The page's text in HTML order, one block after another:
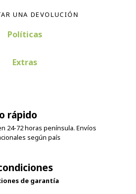
UNA DEVOLUCIÓN
Políticas
Extras
rápido
24-72 horas península. Envíos
según país
de garantía